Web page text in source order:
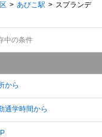
あびこ駅
スプランデ
中の条件
から
通学時間から